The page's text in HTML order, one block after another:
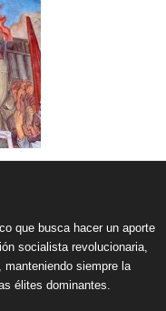
que busca hacer un aporte
socialista revolucionaria,
siempre la
élites dominantes.